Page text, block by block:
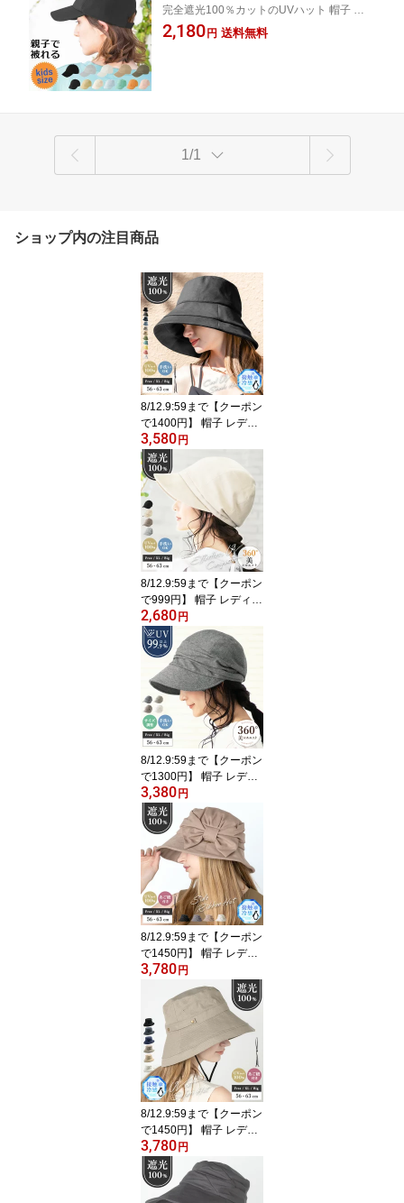
冷感値⇒0.230」シンプルBBキャップ 帽
子 レディース メンズ キャップ cap サ
完全遮光100％カットのUVハット 帽子 レデ
ィース 大きいサイズ 紫外線 UVカット 日よ
け UV 防しわ 吸水 速乾 接触冷感 小顔効果
2,180 円 送料無料
1/1
ショップ内の注目商品
8/12.9:59まで【クーポン
で1400円】 帽子 レディ
ース 大きいサイズ UV 紫
外線 カット 遮光 帽子 完
全遮光 冷感 「クールUV
シェードハット」 人気
つば広 おすすめ オスス
メ 折りたたみ 日焼け 日
除け 小顔 効果 運動会 旅
春 夏 春夏 母の日
3,580 円
8/12.9:59まで【クーポン
で999円】 帽子 レディー
ス 大きいサイズ UV カッ
ト 紫外線 カット 遮光 完
全遮光 「エフォートレス
UVキャスケット」 人気
おすすめ オススメ つば
広 日焼け ぼうし 小顔 効
果 運動会 旅 春 夏 春夏
母の日
2,680 円
8/12.9:59まで【クーポン
で1300円】 帽子 レディ
ース 大きいサイズ UV カ
ット 小顔 効果 「SSシャ
イニングキャスケット」
ぼうし 人気 つば広 おす
すめ オススメ 折りたた
み 日焼け 自転車 紫外線
100％ カット 春 春夏 夏
母の日
3,380 円
8/12.9:59まで【クーポン
で1450円】 帽子 レディ
ース 大きいサイズ UV カ
ット 紫外線 カット 「サ
イドリボンQUEENHA
T」 人気 つば広 おすすめ
オススメ 折りたたみ 日
焼け ぼうし 小顔 効果 飛
ばない 運動会 旅 春 夏 春
夏 母の日
3,780 円
8/12.9:59まで【クーポン
で1450円】 帽子 レディ
ース 大きいサイズ UV カ
ット 紫外線 「ブリーズ
フレンチHAT」 サファリ
アウトドア キャンプ 海
3,780 円